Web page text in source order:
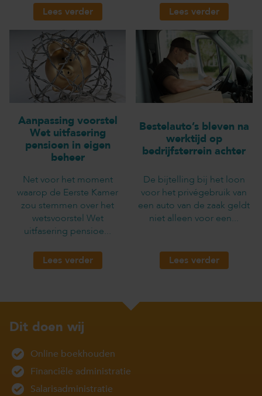
Lees verder Lees verder
Aanpassing voorstel
Wet uitfasering
pensioen in eigen
beheer
Net voor het moment
waarop de Eerste Kamer
zou stemmen over het
wetsvoorstel Wet
uitfasering pensioe...
Lees verder
Bestelauto’s bleven na
werktijd op
bedrijfsterrein achter
De bijtelling bij het loon
voor het privégebruik van
een auto van de zaak geldt
niet alleen voor een...
Lees verder
Dit doen wij
Online boekhouden
Financiële administratie
Salarisadministratie